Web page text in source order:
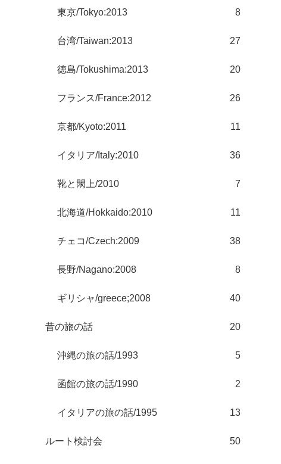
東京/Tokyo:2013 8
台湾/Taiwan:2013 27
徳島/Tokushima:2013 20
フランス/France:2012 26
京都/Kyoto:2011 11
イタリア/Italy:2010 36
靴と閖上/2010 7
北海道/Hokkaido:2010 11
チェコ/Czech:2009 38
長野/Nagano:2008 8
ギリシャ/greece;2008 40
昔の旅の話 20
沖縄の旅の話/1993 5
函館の旅の話/1990 2
イタリアの旅の話/1995 13
ルート検討会 50